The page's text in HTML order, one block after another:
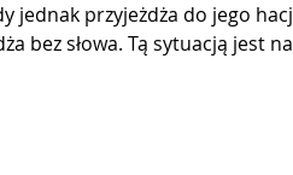
jednak przyjeżdża do jego
bez słowa. Tą sytuacją jest